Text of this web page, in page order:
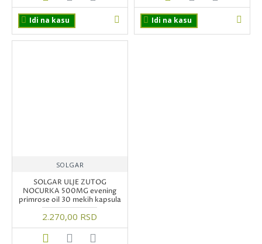
Idi na kasu Idi na kasu
SOLGAR
SOLGAR ULJE ZUTOG
NOCURKA 500MG evening
primrose oil 30 mekih kapsula
2.270,00 RSD